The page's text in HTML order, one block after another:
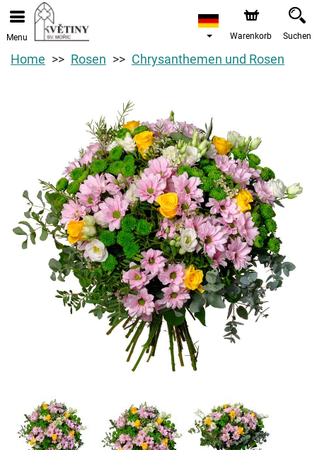
Menu Warenkorb Suchen
Home Rosen Chrysanthemen und Rosen